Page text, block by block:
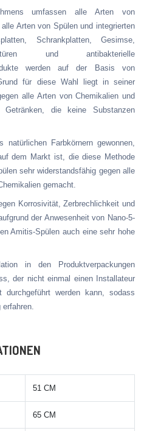
umfassen alle Arten von
Arten von Spülen und integrierten
Schrankplatten, Gesimse,
und antibakterielle
werden auf der Basis von
für diese Wahl liegt in seiner
alle Arten von Chemikalien und
die keine Substanzen
Farbkörnern gewonnen,
dem Markt ist, die diese Methode
sehr widerstandsfähig gegen alle
gemacht.
Korrosivität, Zerbrechlichkeit und
der Anwesenheit von Nano-5-
Amitis-Spülen auch eine sehr hohe
in den Produktverpackungen
der nicht einmal einen Installateur
werden kann, sodass
erfahren.
51 CM
65 CM